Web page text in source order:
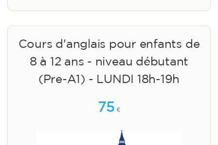
Cours d'anglais pour enfants de
8 à 12 ans - niveau débutant
(Pre-A1) - LUNDI 18h-19h
75 €